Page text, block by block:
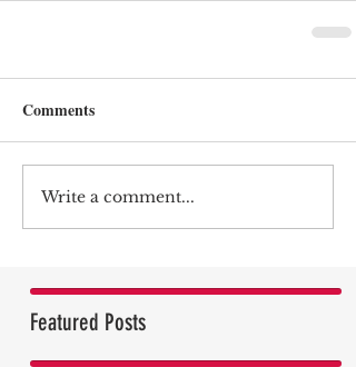
Comments
Write a comment...
Featured Posts